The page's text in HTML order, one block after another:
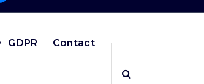
GDPR Contact